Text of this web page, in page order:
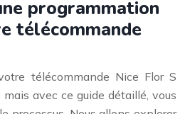
programmation
télécommande
télécommande Nice Flor S
avec ce guide détaillé, vous